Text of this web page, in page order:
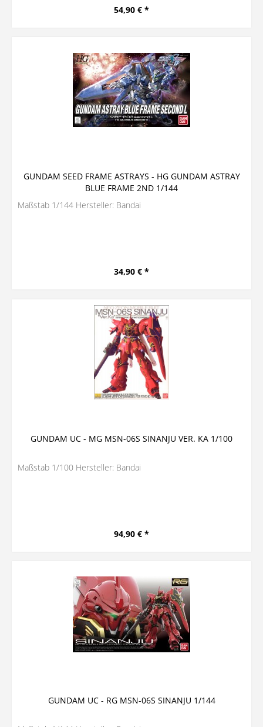
54,90 € *
GUNDAM SEED FRAME ASTRAYS - HG GUNDAM ASTRAY
BLUE FRAME 2ND 1/144
Maßstab 1/144 Hersteller: Bandai
34,90 € *
GUNDAM UC - MG MSN-06S SINANJU VER. KA 1/100
Maßstab 1/100 Hersteller: Bandai
94,90 € *
GUNDAM UC - RG MSN-06S SINANJU 1/144